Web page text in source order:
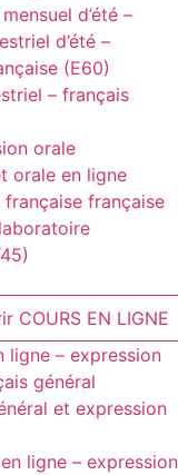
d’été –
d’été –
(E60)
– français
orale
orale en ligne
française
COURS EN LIGNE
ligne – expression
général
et expression
ligne – expression